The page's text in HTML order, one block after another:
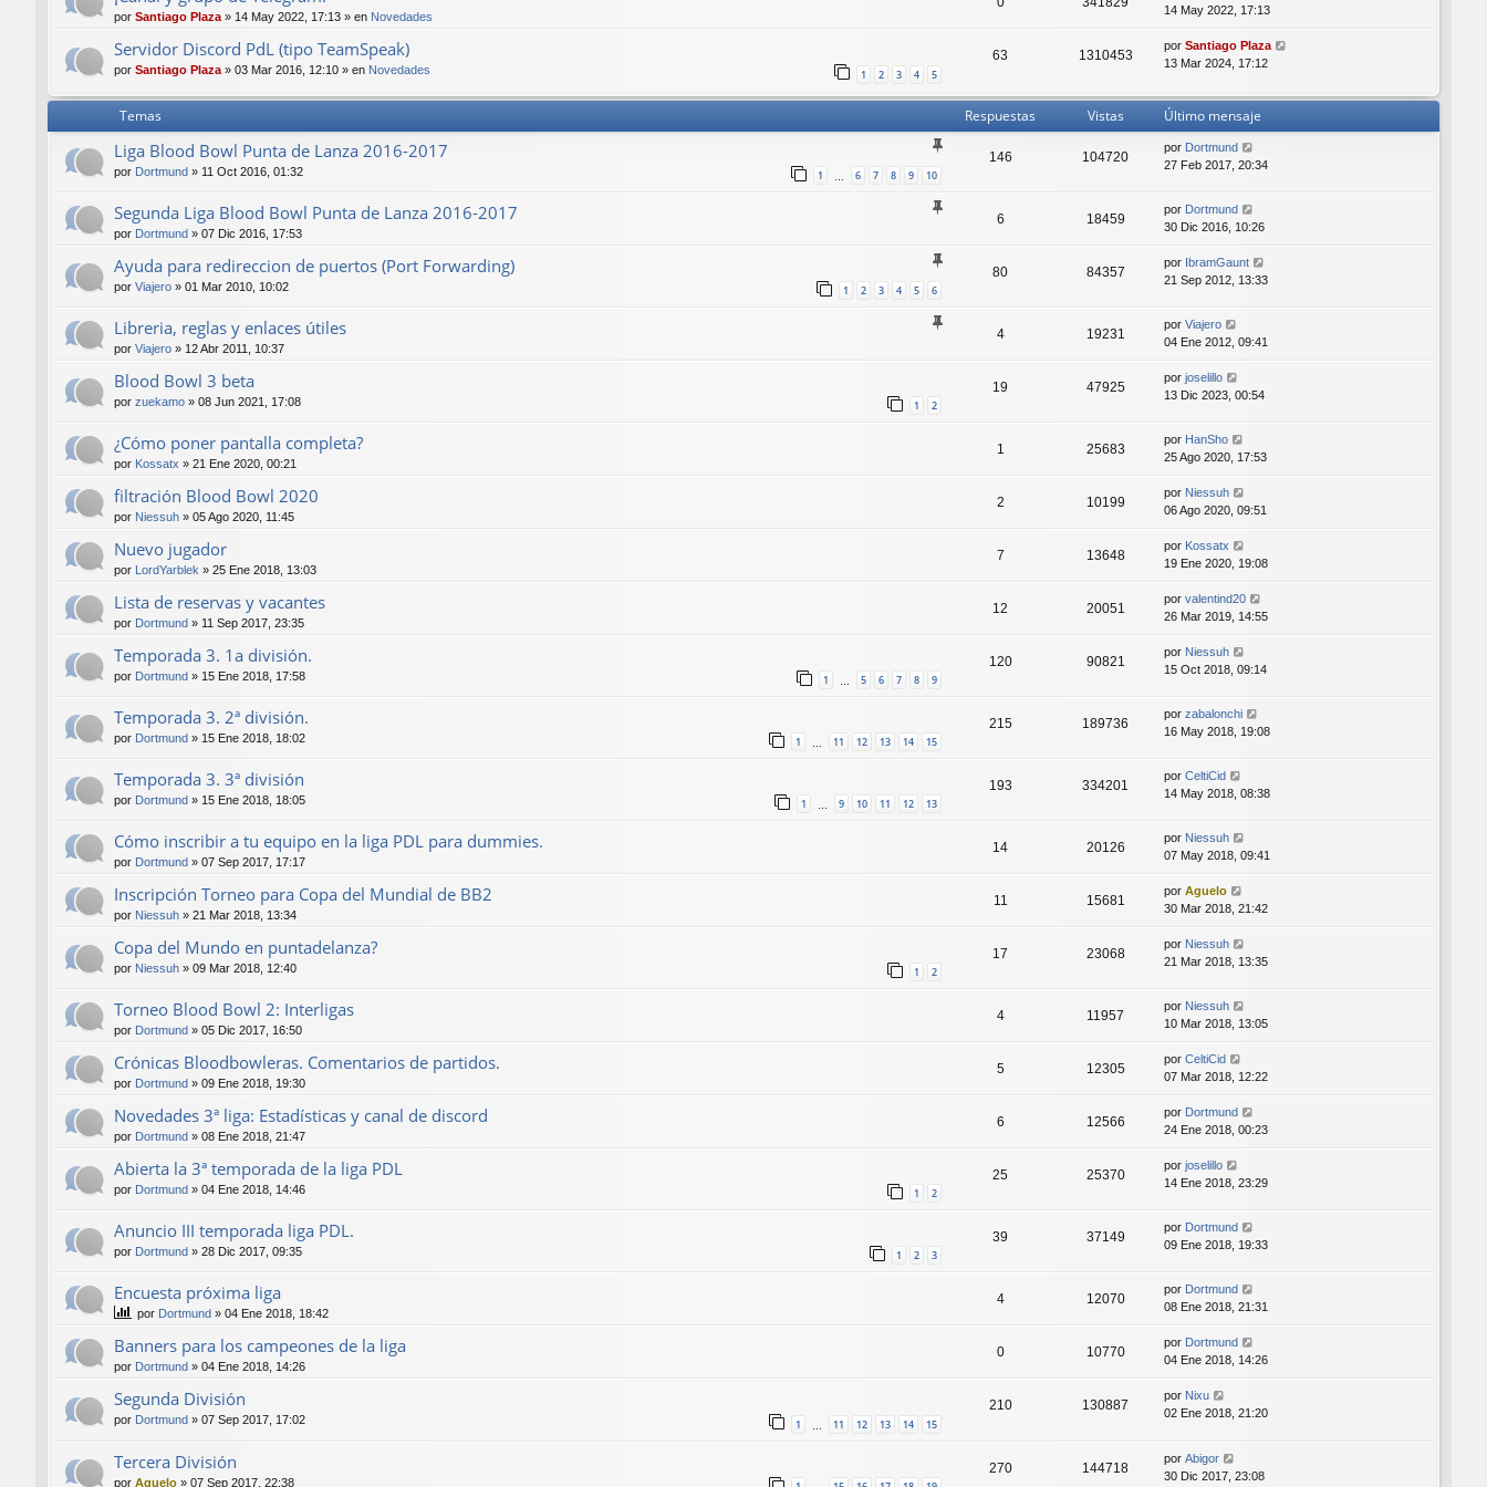
por Santiago Plaza» 14 May 2022, 17:13 » en Novedades
14 May 2022, 17:13
Servidor Discord PdL (tipo TeamSpeak)
por Santiago Plaza» 03 Mar 2016, 12:10 » en Novedades 1 2 3 4 5
63 1310453
por Santiago Plaza
13 Mar 2024, 17:12
Temas Respuestas Vistas Último mensaje
Liga Blood Bowl Punta de Lanza 2016-2017
por Dortmund » 11 Oct 2016, 01:32 1 6 7 8 9 10
146 104720
por Dortmund
27 Feb 2017, 20:34
Segunda Liga Blood Bowl Punta de Lanza 2016-2017
por Dortmund » 07 Dic 2016, 17:53
6 18459
por Dortmund
30 Dic 2016, 10:26
Ayuda para redireccion de puertos (Port Forwarding)
por Viajero » 01 Mar 2010, 10:02 1 2 3 4 5 6
80 84357
por IbramGaunt
21 Sep 2012, 13:33
Libreria, reglas y enlaces útiles
por Viajero » 12 Abr 2011, 10:37
4 19231
por Viajero
04 Ene 2012, 09:41
Blood Bowl 3 beta
por zuekamo » 08 Jun 2021, 17:08 1 2
19 47925
por joselillo
13 Dic 2023, 00:54
¿Cómo poner pantalla completa?
por Kossatx » 21 Ene 2020, 00:21
1 25683
por HanSho
25 Ago 2020, 17:53
filtración Blood Bowl 2020
por Niessuh » 05 Ago 2020, 11:45
2 10199
por Niessuh
06 Ago 2020, 09:51
Nuevo jugador
por LordYarblek » 25 Ene 2018, 13:03
7 13648
por Kossatx
19 Ene 2020, 19:08
Lista de reservas y vacantes
por Dortmund » 11 Sep 2017, 23:35
12 20051
por valentind20
26 Mar 2019, 14:55
Temporada 3. 1a división.
por Dortmund » 15 Ene 2018, 17:58 1 5 6 7 8 9
120 90821
por Niessuh
15 Oct 2018, 09:14
Temporada 3. 2ª división.
por Dortmund » 15 Ene 2018, 18:02 1 … 11 12 13 14 15
215 189736
por zabalonchi
16 May 2018, 19:08
Temporada 3. 3ª división
por Dortmund » 15 Ene 2018, 18:05 1 … 9 10 11 12 13
193 334201
por CeltiCid
14 May 2018, 08:38
Cómo inscribir a tu equipo en la liga PDL para dummies.
por Dortmund » 07 Sep 2017, 17:17
14 20126
por Niessuh
07 May 2018, 09:41
Inscripción Torneo para Copa del Mundial de BB2
por Niessuh » 21 Mar 2018, 13:34
11 15681
por Aguelo
30 Mar 2018, 21:42
Copa del Mundo en puntadelanza?
por Niessuh » 09 Mar 2018, 12:40 1 2
17 23068
por Niessuh
21 Mar 2018, 13:35
Torneo Blood Bowl 2: Interligas
por Dortmund » 05 Dic 2017, 16:50
4 11957
por Niessuh
10 Mar 2018, 13:05
Crónicas Bloodbowleras. Comentarios de partidos.
por Dortmund » 09 Ene 2018, 19:30
5 12305
por CeltiCid
07 Mar 2018, 12:22
Novedades 3ª liga: Estadísticas y canal de discord
por Dortmund » 08 Ene 2018, 21:47
6 12566
por Dortmund
24 Ene 2018, 00:23
Abierta la 3ª temporada de la liga PDL
por Dortmund » 04 Ene 2018, 14:46 1 2
25 25370
por joselillo
14 Ene 2018, 23:29
Anuncio III temporada liga PDL.
por Dortmund » 28 Dic 2017, 09:35 1 2 3
39 37149
por Dortmund
09 Ene 2018, 19:33
Encuesta próxima liga
por Dortmund » 04 Ene 2018, 18:42
4 12070
por Dortmund
08 Ene 2018, 21:31
Banners para los campeones de la liga
por Dortmund » 04 Ene 2018, 14:26
0 10770
por Dortmund
04 Ene 2018, 14:26
Segunda División
por Dortmund » 07 Sep 2017, 17:02 1 11 12 13 14 15
210 130887
por Nixu
02 Ene 2018, 21:20
Tercera División
por Aguelo » 07 Sep 2017, 22:38
270 144718
por Abigor
30 Dic 2017, 23:08